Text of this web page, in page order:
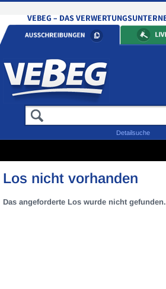
Detailsuche
Los nicht vorhanden
Das angeforderte Los wurde nicht gefunden.